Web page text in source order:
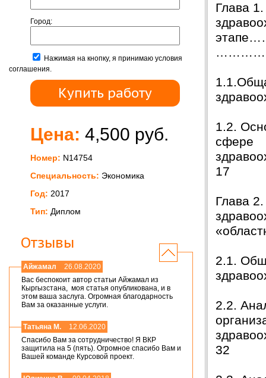
Город:
Нажимая на кнопку, я принимаю условия
соглашения.
Цена: 4,500 руб.
Номер: N14754
Специальность: Экономика
Год: 2017
Тип: Диплом
Отзывы
Айжамал
26.08.2020
Вас беспокоит автор статьи Айжамал из
Кыргызстана, моя статья опубликована, и в
этом ваша заслуга. Огромная благодарность
Вам за оказанные услуги.
Татьяна М.
12.06.2020
Спасибо Вам за сотрудничество! Я ВКР
защитила на 5 (пять). Огромное спасибо Вам и
Вашей команде Курсовой проект.
Глава
1.2.
сфере
17
Глава
2.1.
2.2.
32